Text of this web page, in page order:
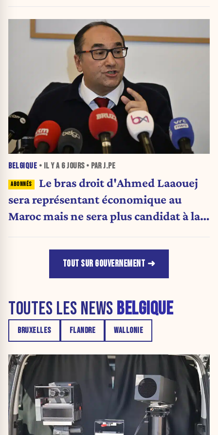
BELGIQUE • IL Y A 6 JOURS• PAR J.PE
Le bras droit d'Ahmed Laaouej
sera représentant économique au
Maroc mais ne sera plus candidat à la
TOUT SUR GOUVERNEMENT
TOUTES LES NEWS BELGIQUE
BRUXELLES FLANDRE WALLONIE